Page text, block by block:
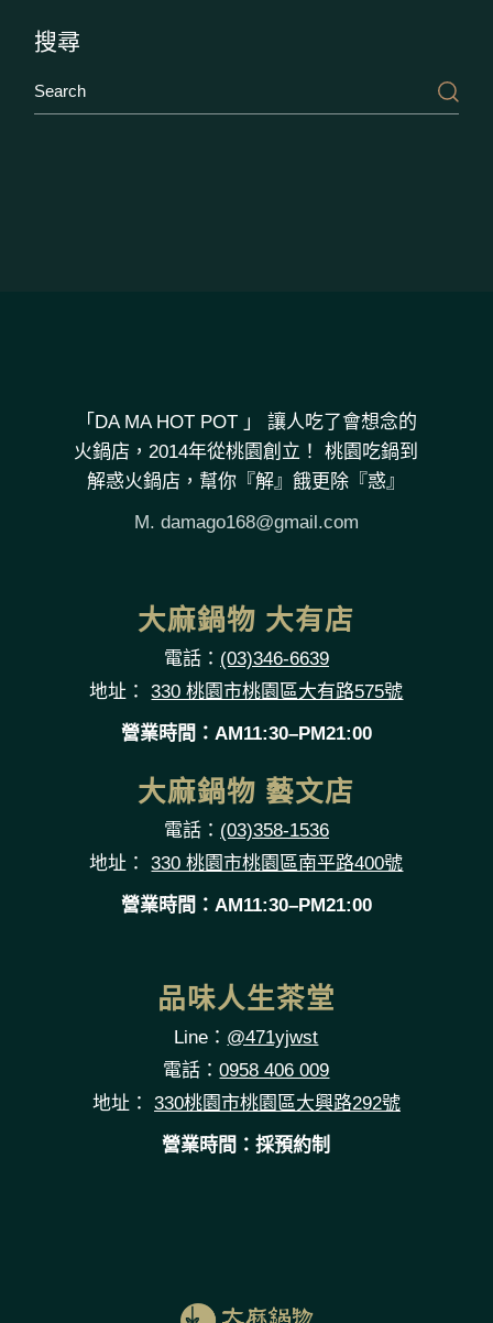
搜尋
「DA MA HOT POT 」 讓人吃了會想念的
火鍋店，2014年從桃園創立！ 桃園吃鍋到
解惑火鍋店，幫你『解』餓更除『惑』
M. damago168@gmail.com
大麻鍋物 大有店
電話： (03)346-6639
地址：330 桃園市桃園區大有路575號
營業時間：AM11:30–PM21:00
大麻鍋物 藝文店
電話： (03)358-1536
地址：330 桃園市桃園區南平路400號
營業時間：AM11:30–PM21:00
品味人生茶堂
Line： @471yjwst
電話：0958 406 009
地址： 330桃園市桃園區大興路292號
營業時間：採預約制